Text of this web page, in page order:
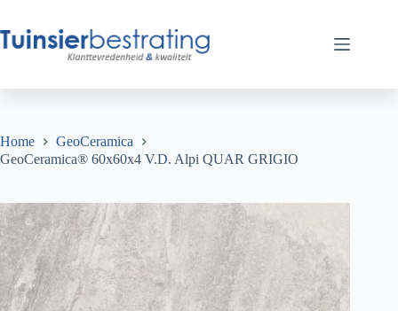
de
Home
GeoCeramica
GeoCeramica® 60x60x4 V.D. Alpi QUAR GRIGIO